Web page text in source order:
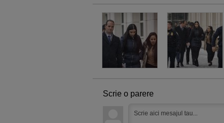
Scrie o parere